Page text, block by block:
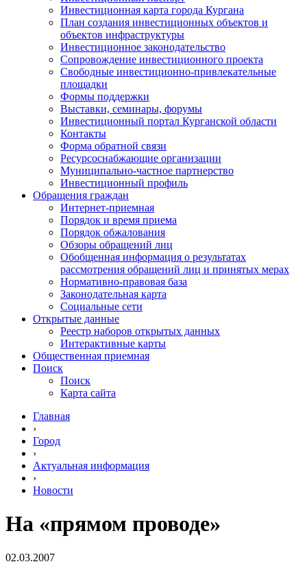
Инвестиционная карта города Кургана
План создания инвестиционных объектов и
объектов инфраструктуры
Инвестиционное законодательство
Сопровождение инвестиционного проекта
Свободные инвестиционно-привлекательные
площадки
Формы поддержки
Выставки, семинары, форумы
Инвестиционный портал Курганской области
Контакты
Форма обратной связи
Ресурсоснабжающие организации
Муниципально-частное партнерство
Инвестиционный профиль
Обращения граждан
Интернет-приемная
Порядок и время приема
Порядок обжалования
Обзоры обращений лиц
Обобщенная информация о результатах
рассмотрения обращений лиц и принятых мерах
Нормативно-правовая база
Законодательная карта
Социальные сети
Открытые данные
Реестр наборов открытых данных
Интерактивные карты
Общественная приемная
Поиск
Поиск
Карта сайта
Главная
›
Город
›
Актуальная информация
›
Новости
На «прямом проводе»
02.03.2007